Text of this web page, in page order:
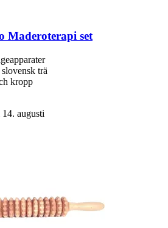
Maderoterapi set
trä
kropp
augusti